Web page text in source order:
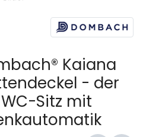
Kaiana
- der
Sitz mit